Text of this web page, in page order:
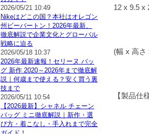
12 x 9.5 x
(幅 x 高さ
【製品仕
2026/05/21 10:49
Nikeはどこの国？本社はオレゴン
州ビーバートン！2026年最新、
徹底解説で企業文化とグローバル
戦略に迫る
2026/05/18 10:37
2026年最新速報！セリーヌ バッ
グ 新作 2020～2026年まで徹底解
説｜何歳まで使える？安く買う裏
技まで
2026/05/11 10:54
【2026最新】シャネル チェーン
バッグ ミニ徹底解説｜新作・選
び方・着こなし・手入れまで完全